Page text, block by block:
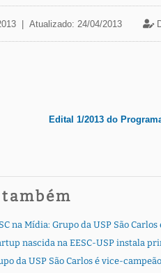
Atualizado: 24/04/2013
Edital 1/2013 do
na Mídia: Grupo da USP São
nascida na EESC-USP instala
da USP São Carlos é vice-